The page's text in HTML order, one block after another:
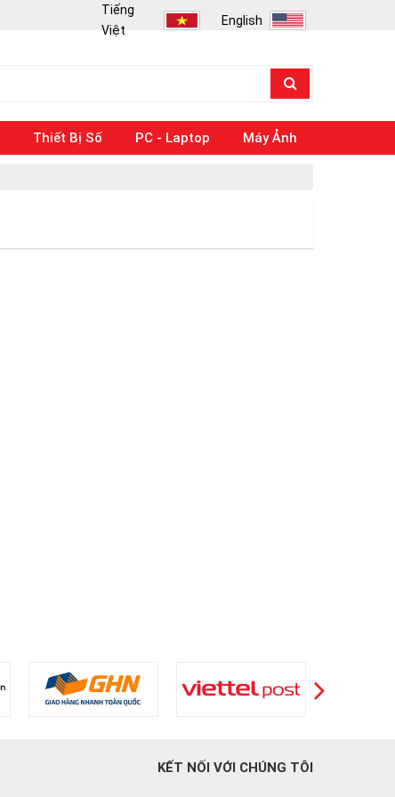
Tiếng
Việt
English
Thiết Bị Số PC - Laptop Máy Ảnh
KẾT NỐI VỚI CHÚNG TÔI